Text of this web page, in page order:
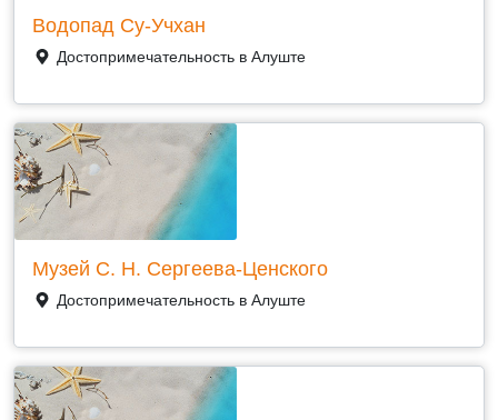
Водопад Су-Учхан
Достопримечательность в Алуште
Музей С. Н. Сергеева-Ценского
Достопримечательность в Алуште